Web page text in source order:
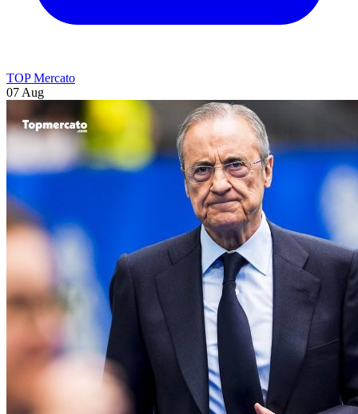
TOP Mercato
07 Aug